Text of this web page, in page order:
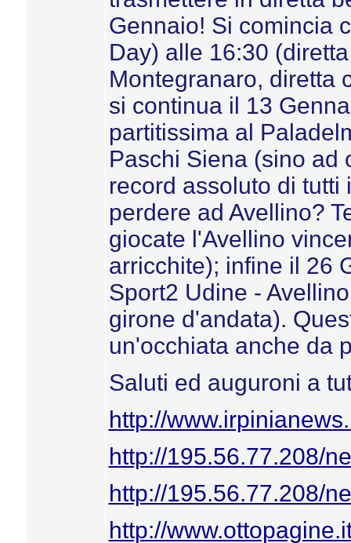
Gennaio! Si comincia
Day) alle 16:30
Montegranaro, diretta
si continua il 13
partitissima al
Paschi Siena (sino ad
record assoluto di tutti
perdere ad Avellino?
giocate l'Avellino
arricchite); infine il 26
Sport2 Udine -
girone d'andata).
un'occhiata anche da
Saluti ed auguroni a
http://
http://195.56.77.208/
http://195.56.77.208/
http://